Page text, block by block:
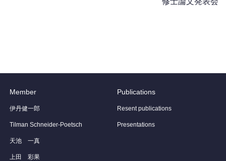
Member
伊丹健一郎
Tilman Schneider-Poetsch
天池 一真
上田 彩果
Publications
Resent publications
Presentations